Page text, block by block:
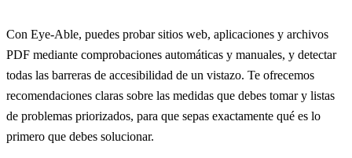
Con Eye-Able, puedes probar sitios web, aplicaciones y archivos
PDF mediante comprobaciones automáticas y manuales, y detectar
todas las barreras de accesibilidad de un vistazo. Te ofrecemos
recomendaciones claras sobre las medidas que debes tomar y listas
de problemas priorizados, para que sepas exactamente qué es lo
primero que debes solucionar.